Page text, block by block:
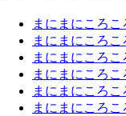
まにまにころ
まにまにころ
まにまにころ
まにまにころ
まにまにころ
まにまにころ